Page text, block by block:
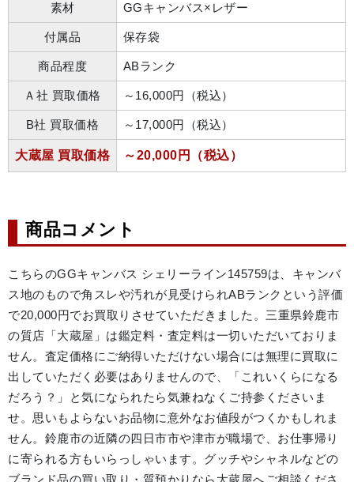
素材 GGキャンバス×レザー
付属品 保存袋
商品程度 ABランク
Ａ社 買取価格 ～16,000円（税込）
B社 買取価格 ～17,000円（税込）
大蔵屋 買取価格 ～20,000円（税込）
商品コメント
こちらのGGキャンバス シェリーライン145759は、キャンバ
ス地のもので角スレや汚れが見受けられABランクという評価
で20,000円でお買取りさせていただきました。三重県鈴鹿市
の質店「大蔵屋」は鑑定料・査定料は一切いただいておりま
せん。査定価格にご納得いただけない場合には無理に買取に
出していただく必要はありませんので、「これいくらになる
だろう？」と気になられたら気兼ねなくご持参くださいま
せ。思いもよらないお品物に意外なお値段がつくかもしれま
せん。鈴鹿市の近隣の四日市市や津市が職場で、お仕事帰り
に寄られる方もいらっしゃいます。グッチやシャネルなどの
ブランド品の買い取り・質預かりなら大蔵屋へご相談くださ